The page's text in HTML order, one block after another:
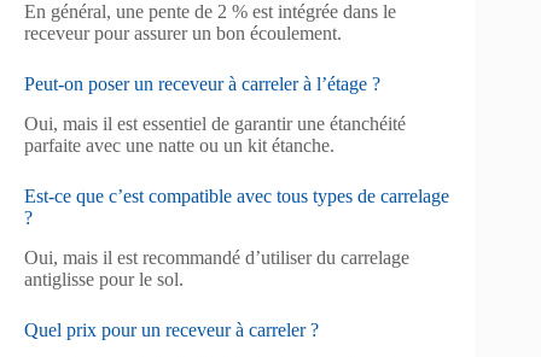
En général, une pente de 2 % est intégrée dans le
receveur pour assurer un bon écoulement.
Peut-on poser un receveur à carreler à l’étage ?
Oui, mais il est essentiel de garantir une étanchéité
parfaite avec une natte ou un kit étanche.
Est-ce que c’est compatible avec tous types de carrelage
?
Oui, mais il est recommandé d’utiliser du carrelage
antiglisse pour le sol.
Quel prix pour un receveur à carreler ?